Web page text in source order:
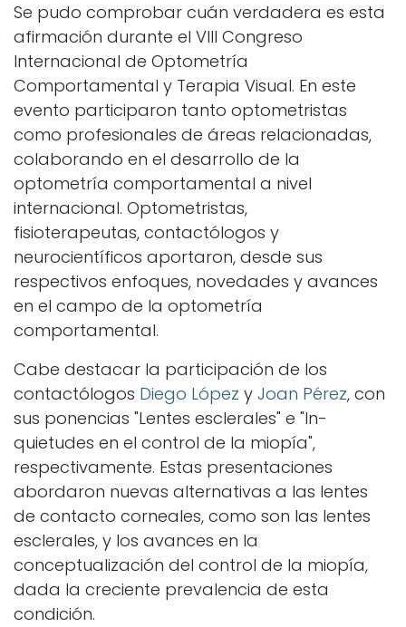
Se pudo comprobar cuán verdadera es esta
afirmación durante el VIII Congreso
Internacional de Optometría
Comportamental y Terapia Visual. En este
evento participaron tanto optometristas
como profesionales de áreas relacionadas,
colaborando en el desarrollo de la
optometría comportamental a nivel
internacional. Optometristas,
fisioterapeutas, contactólogos y
neurocientíficos aportaron, desde sus
respectivos enfoques, novedades y avances
en el campo de la optometría
comportamental.
Cabe destacar la participación de los
contactólogos Diego López y Joan Pérez, con
sus ponencias "Lentes esclerales" e "In-
quietudes en el control de la miopía",
respectivamente. Estas presentaciones
abordaron nuevas alternativas a las lentes
de contacto corneales, como son las lentes
esclerales, y los avances en la
conceptualización del control de la miopía,
dada la creciente prevalencia de esta
condición.